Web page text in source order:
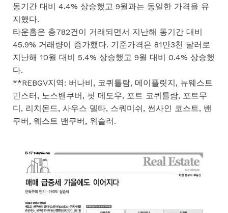
동기간 대비 4.4% 상승했고 9월과는 동일한 가격을 유
지했다.
타운홈은 총782건이 거래되면서 지난해 동기간 대비
45.9% 거래량이 증가했다. 기준가격은 81만3천 달러로
지난해 10월 대비 5.4% 상승했고 9월 대비 0.4% 상승했
다.
**REBGV지역: 버나비, 코퀴틀람, 메이플릿지, 뉴웨스트
민스터, 노스밴쿠버, 핏 메도우, 포트 코퀴틀람, 포트무
디, 리치몬드, 사우스 델타, 스쿼미쉬, 썬사인 코스트, 밴
쿠버, 웨스트 밴쿠버, 위슬러.